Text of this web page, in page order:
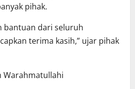
pihak.
bantuan dari seluruh
terima kasih,” ujar pihak
Warahmatullahi